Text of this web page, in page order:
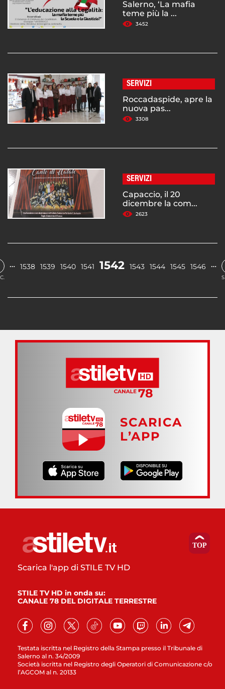
Salerno, ‘La mafia
teme più la ...
3452
SERVIZI
Roccadaspide, apre la
nuova pas...
3308
SERVIZI
Capaccio, il 20
dicembre la com...
2623
… 1538 1539 1540 1541 1542 1543 1544 1545 1546 …
SCARICA
L’APP
Testata iscritta nel Registro della Stampa presso il Tribunale di
Salerno al n. 34/2009
Società iscritta nel Registro degli Operatori di Comunicazione c/o
l’AGCOM al n. 20133
Scarica l'app di STILE TV HD
STILE TV HD in onda su:
CANALE 78 DEL DIGITALE TERRESTRE